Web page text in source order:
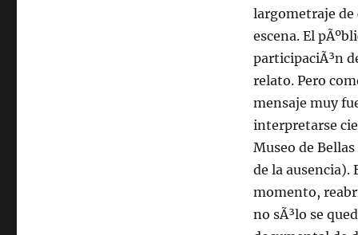
largometraje de
escena. El
participaciÃ³n
relato. Pero
mensaje muy
interpretarse
Museo de
de la ausencia).
momento,
no sÃ³lo se